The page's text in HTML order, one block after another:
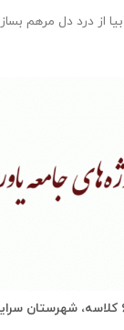
بیا از درد دل مرهم